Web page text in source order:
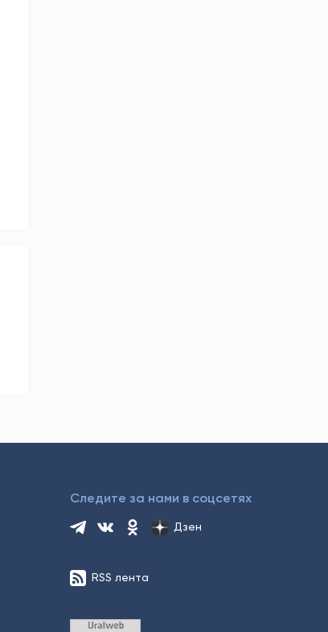
Следите за нами в соцсетях
Дзен
RSS лента